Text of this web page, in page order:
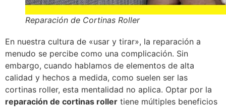
Reparación de Cortinas Roller
En nuestra cultura de «usar y tirar», la reparación a
menudo se percibe como una complicación. Sin
embargo, cuando hablamos de elementos de alta
calidad y hechos a medida, como suelen ser las
cortinas roller, esta mentalidad no aplica. Optar por la
reparación de cortinas roller tiene múltiples beneficios